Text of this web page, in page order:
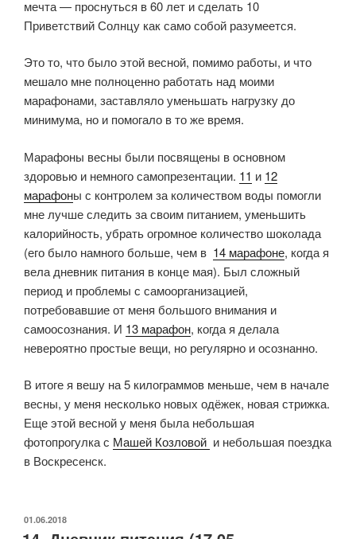
мечта — проснуться в 60 лет и сделать 10
Приветствий Солнцу как само собой разумеется.
Это то, что было этой весной, помимо работы, и что
мешало мне полноценно работать над моими
марафонами, заставляло уменьшать нагрузку до
минимума, но и помогало в то же время.
Марафоны весны были посвящены в основном
здоровью и немного самопрезентации. 11 и 12
марафоны с контролем за количеством воды помогли
мне лучше следить за своим питанием, уменьшить
калорийность, убрать огромное количество шоколада
(его было намного больше, чем в 14 марафоне, когда я
вела дневник питания в конце мая). Был сложный
период и проблемы с самоорганизацией,
потребовавшие от меня большого внимания и
самоосознания. И 13 марафон, когда я делала
невероятно простые вещи, но регулярно и осознанно.
В итоге я вешу на 5 килограммов меньше, чем в начале
весны, у меня несколько новых одёжек, новая стрижка.
Еще этой весной у меня была небольшая
фотопрогулка с Машей Козловой и небольшая поездка
в Воскресенск.
ОПУБЛИКОВАНО
01.06.2018